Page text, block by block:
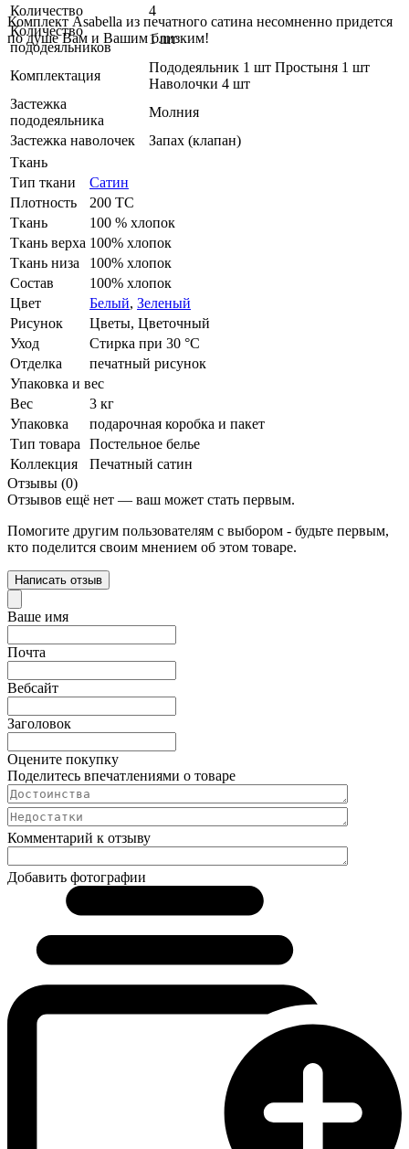
Комплект Asabella из печатного сатина несомненно придется
по душе Вам и Вашим близким!
Количество
4
Количество
пододеяльников
1 шт
Комплектация
Пододеяльник 1 шт Простыня 1 шт
Наволочки 4 шт
Застежка
пододеяльника
Молния
Застежка наволочек
Запах (клапан)
Ткань
Тип ткани
Сатин
Плотность
200 ТС
Ткань
100 % хлопок
Ткань верха 100% хлопок
Ткань низа
100% хлопок
Состав
100% хлопок
Цвет
Белый, Зеленый
Рисунок
Цветы, Цветочный
Уход
Стирка при 30 °С
Отделка
печатный рисунок
Упаковка и вес
Вес
3 кг
Упаковка
подарочная коробка и пакет
Тип товара
Постельное белье
Коллекция
Печатный сатин
Отзывы (0)
Отзывов ещё нет — ваш может стать первым.
Помогите другим пользователям с выбором - будьте первым,
кто поделится своим мнением об этом товаре.
Написать отзыв
Ваше имя
Почта
Вебсайт
Заголовок
Оцените покупку
Поделитесь впечатлениями о товаре
Комментарий к отзыву
Добавить фотографии